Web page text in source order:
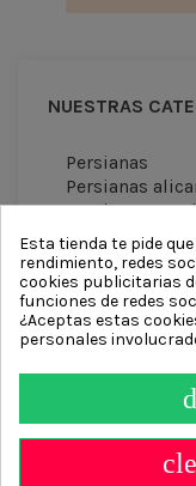
NUESTRAS
Persianas
Persianas
Persianas
Persianas
Cortinas
Esta tienda te pide
rendimiento, redes
cookies publicitarias
funciones de redes
¿Aceptas estas
personales